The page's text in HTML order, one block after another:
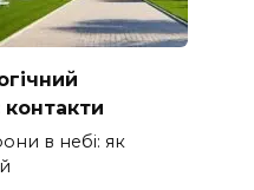
контакти
в небі: як